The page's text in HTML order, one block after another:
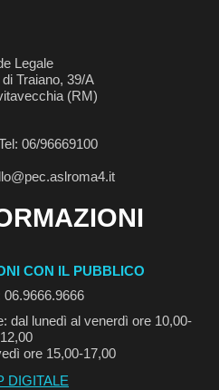
Legale
Traiano, 39/A
(RM)
06/96669100
CON IL PUBBLICO
06.9666.9666
dal lunedì al venerdì ore 10,00-
12,00
ore 15,00-17,00
DIGITALE